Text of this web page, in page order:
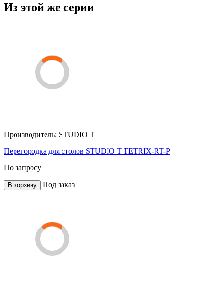
Из этой же серии
Производитель: STUDIO T
Перегородка для столов STUDIO T TETRIX-RT-P
По запросу
В корзину Под заказ